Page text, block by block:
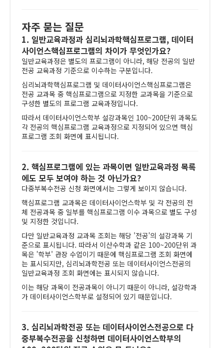
자주 묻는 질문
1. 일반교육과정과 심리뇌과학핵심프로그램, 데이터
사이언스핵심프로그램의 차이가 무엇인가요?
일반교육과정은 별도의 프로그램이 아니라, 해당 전공의 일반
전공 교육과정 기준으로 이수하는 구분입니다.
심리뇌과학핵심프로그램 및 데이터사이언스핵심프로그램은
전공 교과목 중 핵심프로그램으로 지정한 교과목을 기준으로
구성한 별도의 프로그램 교육과정입니다.
따라서 데이터사이언스학부 설강과목인 100~200단위 과목도
각 전공의 핵심프로그램 교육과정으로 지정되어 있으면 핵심
프로그램 조회 화면에 표시됩니다.
2. 핵심프로그램에 있는 과목이면 일반교육과정 목록
에도 모두 보여야 하는 것 아닌가요?
다중부복수전공 신청 화면에서는 그렇게 보이지 않습니다.
핵심프로그램 교과목은 데이터사이언스학부 및 각 전공의 전
체 전공과목 중 일부를 핵심프로그램 이수 과목으로 별도 구성
및 지정한 것입니다.
다만 일반교육과정 교과목 조회는 해당 '전공'의 설강과목 기
준으로 표시됩니다. 따라서 이산수학과 같은 100~200단위 과
목은 '학부' 관장 수업이기 때문에 핵심프로그램 조회 화면에
는 표시되지만, 심리뇌과학전공 또는 데이터사이언스전공의
일반교육과정 조회 화면에는 표시되지 않습니다.
이는 해당 과목이 전공과목이 아니기 때문이 아니라, 설강학과
가 데이터사이언스학부로 설정되어 있기 때문입니다.
3. 심리뇌과학전공 또는 데이터사이언스전공으로 다
중부복수전공을 신청하면 데이터사이언스학부의